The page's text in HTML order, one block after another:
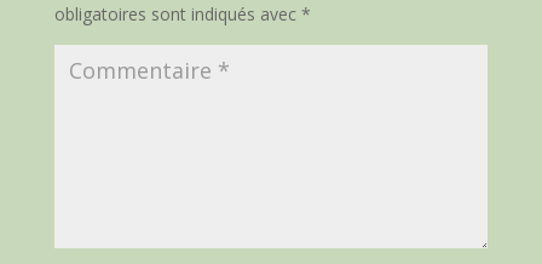
obligatoires sont indiqués avec *